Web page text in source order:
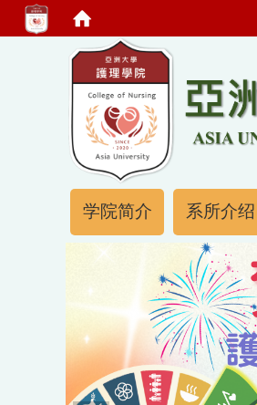
学院简介 系所介绍